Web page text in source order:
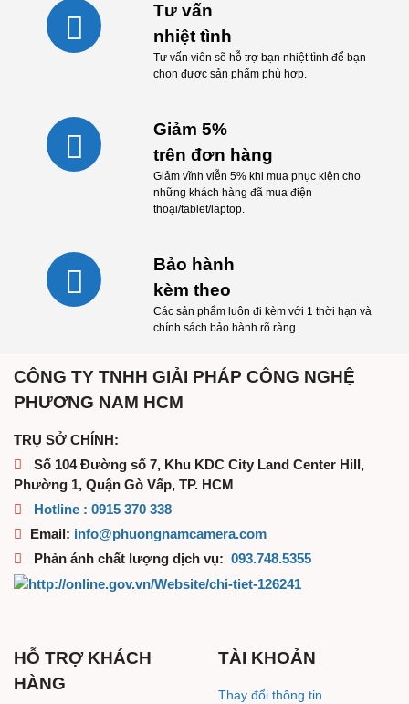
Tư vấn
nhiệt tình
Tư vấn viên sẽ hỗ trợ bạn nhiệt tình để bạn
chọn được sản phẩm phù hợp.
Giảm 5%
trên đơn hàng
Giảm vĩnh viễn 5% khi mua phục kiện cho
những khách hàng đã mua điện
thoại/tablet/laptop.
Bảo hành
kèm theo
Các sản phẩm luôn đi kèm với 1 thời hạn và
chính sách bảo hành rõ ràng.
CÔNG TY TNHH GIẢI PHÁP CÔNG NGHỆ
PHƯƠNG NAM HCM
TRỤ SỞ CHÍNH:
Số 104 Đường số 7, Khu KDC City Land Center Hill,
Phường 1, Quận Gò Vấp, TP. HCM
Hotline : 0915 370 338
Email: info@phuongnamcamera.com
Phản ánh chất lượng dịch vụ: 093.748.5355
HỖ TRỢ KHÁCH
HÀNG
TÀI KHOẢN
Thay đổi thông tin